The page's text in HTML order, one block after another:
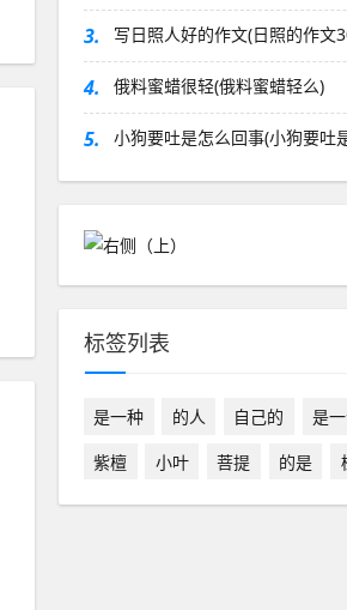
3. 写日照人好的作文(日照的作文
4. 俄料蜜蜡很轻(俄料蜜蜡轻么)
5. 小狗要吐是怎么回事(小狗要吐
标签列表
是一种 的人 自己的 是
紫檀
小叶 菩提 的是